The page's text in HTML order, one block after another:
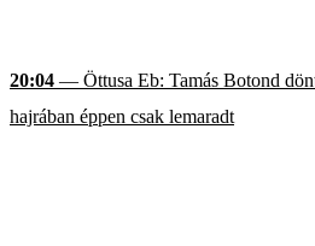
20:04 — Öttusa Eb: Tamás Botond
hajrában éppen csak lemaradt